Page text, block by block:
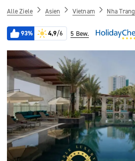
Alle Ziele Asien Vietnam Nha Trang
93% 4,9/6 5 Bew.